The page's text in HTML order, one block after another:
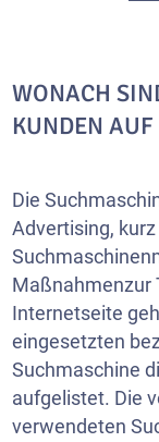
WONACH
KUNDEN AUF
Die
Advertising,
Maßnahmenzur
Internetseite
eingesetzten
Suchmaschine
aufgelistet. Die
verwendeten